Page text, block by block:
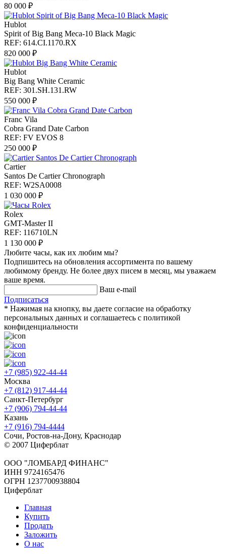
80 000 ₽
Hublot
Spirit of Big Bang Meca-10 Black Magic
REF: 614.CI.1170.RX
820 000 ₽
Hublot
Big Bang White Ceramic
REF: 301.SH.131.RW
550 000 ₽
Franc Vila
Cobra Grand Date Carbon
REF: FV EVOS 8
250 000 ₽
Cartier
Santos De Cartier Chronograph
REF: W2SA0008
1 030 000 ₽
Rolex
GMT-Master II
REF: 116710LN
1 130 000 ₽
Любите часы, как их любим мы?
Подпишитесь на обновления ассортимента по вашему
любимому бренду. Не более двух писем в месяц, мы уважаем
ваше время.
Ваш e-mail
Подписаться
* Нажимая на кнопку, вы даете согласие на обработку
персональных данных и соглашаетесь c политикой
конфиденциальности
+7 (985) 922-44-44
Москва
+7 (812) 917-44-44
Санкт-Петербург
+7 (906) 794-44-44
Казань
+7 (916) 794-4444
Сочи, Ростов-на-Дону, Краснодар
© 2007 Циферблат
ООО "ЛОМБАРД ФИНАНС"
ИНН 9724165476
ОГРН 1237700938804
Циферблат
Главная
Купить
Продать
Заложить
О нас